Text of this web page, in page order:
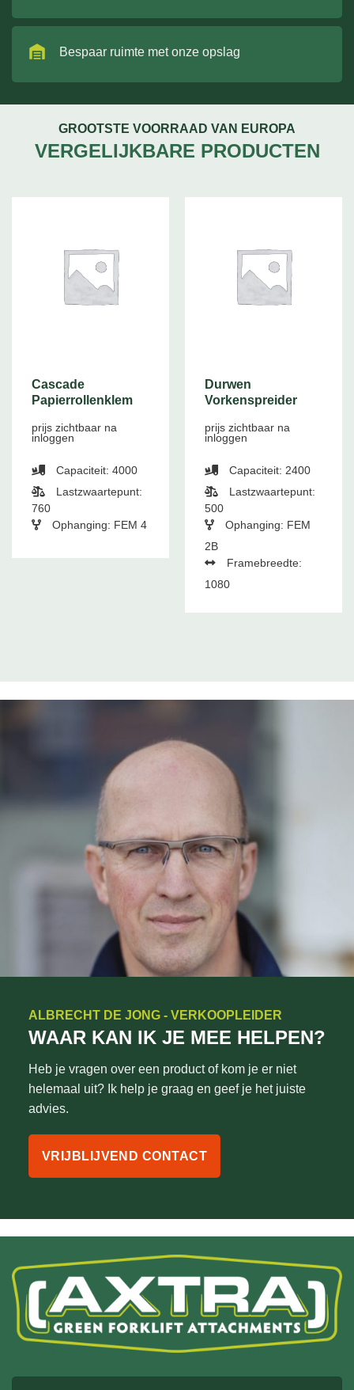
Bespaar ruimte met onze opslag
GROOTSTE VOORRAAD VAN EUROPA
VERGELIJKBARE PRODUCTEN
Cascade
Papierrollenklem
prijs zichtbaar na
inloggen
Capaciteit: 4000
Lastzwaartepunt:
760
Ophanging: FEM 4
Durwen
Vorkenspreider
prijs zichtbaar na
inloggen
Capaciteit: 2400
Lastzwaartepunt:
500
Ophanging: FEM
2B
Framebreedte:
1080
ALBRECHT DE JONG - VERKOOPLEIDER
WAAR KAN IK JE MEE HELPEN?
Heb je vragen over een product of kom je er niet
helemaal uit? Ik help je graag en geef je het juiste
advies.
VRIJBLIJVEND CONTACT